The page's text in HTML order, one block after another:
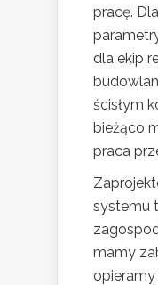
pracę.
dla ekip
ścisłym
bieżąco
praca
systemu
mamy
opieramy